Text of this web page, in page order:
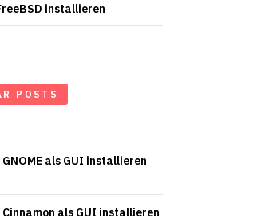
installieren
POSTS
GNOME als GUI installieren
Cinnamon als GUI installieren